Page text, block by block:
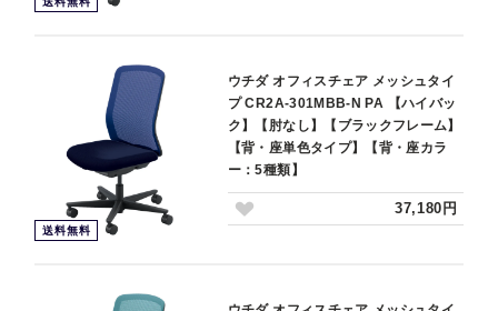
送料無料
ウチダ オフィスチェア メッシュタイ
プ CR2A-301MBB-N PA 【ハイバッ
ク】【肘なし】【ブラックフレーム】
【背・座単色タイプ】【背・座カラ
ー：5種類】
37,180円